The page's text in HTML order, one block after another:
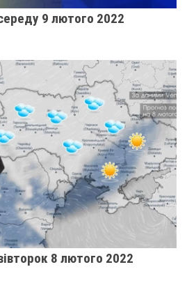
9 лютого 2022
8 лютого 2022